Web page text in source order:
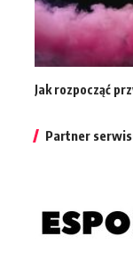
Jak rozpocząć
Partner